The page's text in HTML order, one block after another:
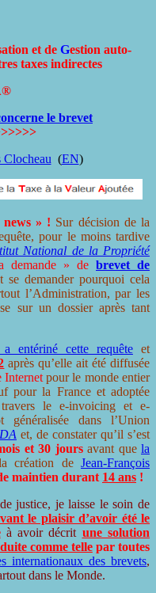
et de Gestion auto-
taxes indirectes
le brevet
Clocheau (EN)
» ! Sur décision de la
pour le moins tardive
National de la Propriété
demande » de brevet de
se demander pourquoi cela
l’Administration, par les
sur un dossier après tant
entériné cette requête et
après qu’elle ait été diffusée
Internetpour le monde entier
pour la France et adoptée
le e-invoicing et e-
dans l’Union
et, de constater qu’il s’est
et 30 jours avant que la
création deJean-François
maintien durant 14 ans !
justice, je laisse le soin de
le plaisir d’avoir été le
à avoir décrit une solution
comme tellepar toutes
internationaux des brevets,
dans le Monde.